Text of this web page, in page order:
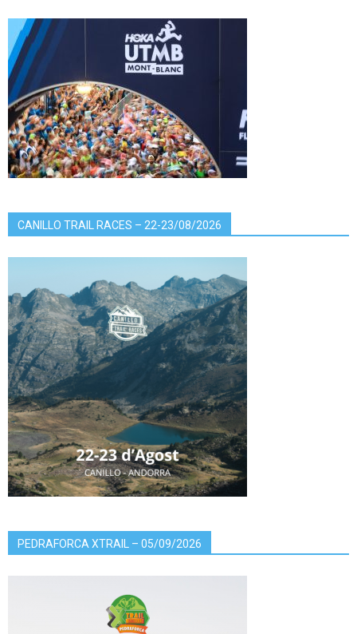
CANILLO TRAIL RACES – 22-23/08/2026
PEDRAFORCA XTRAIL – 05/09/2026